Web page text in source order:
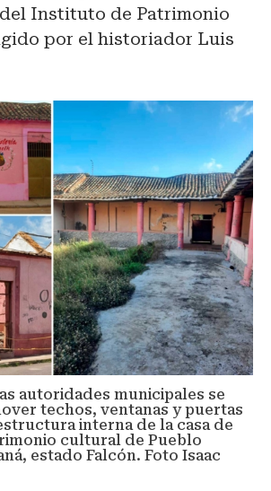
Instituto de Patrimonio
por el historiador Luis
autoridades municipales se
techos, ventanas y puertas
interna de la casa de
cultural de Pueblo
estado Falcón. Foto Isaac